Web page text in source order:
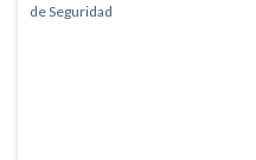
de Seguridad